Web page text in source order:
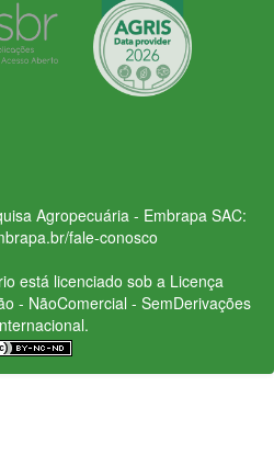
Agropecuária - Embrapa SAC:
fale-conosco
está licenciado sob a Licença
- NãoComercial - SemDerivações